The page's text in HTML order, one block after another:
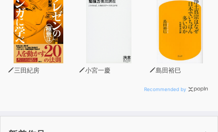
本書の著者は、「スターバックス」「ザ・ボディショッ
プ」でCEOを歴任し、
前著『「ついていきたい」と思われるリーダーになる51
の考え方』がベストセラーとなり
多くのビジネスリーダーから支持を集め続けている岩田松
雄氏。
三田紀房 小宮一慶 島田裕巳
Recommended by